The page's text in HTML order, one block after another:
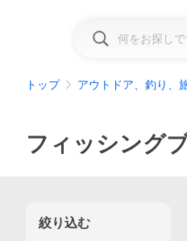
トップ アウトドア、釣り、
フィッシング
絞り込む